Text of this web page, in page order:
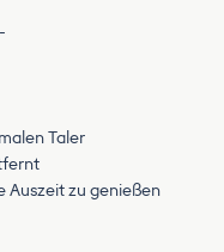
Taler
Auszeit zu genießen